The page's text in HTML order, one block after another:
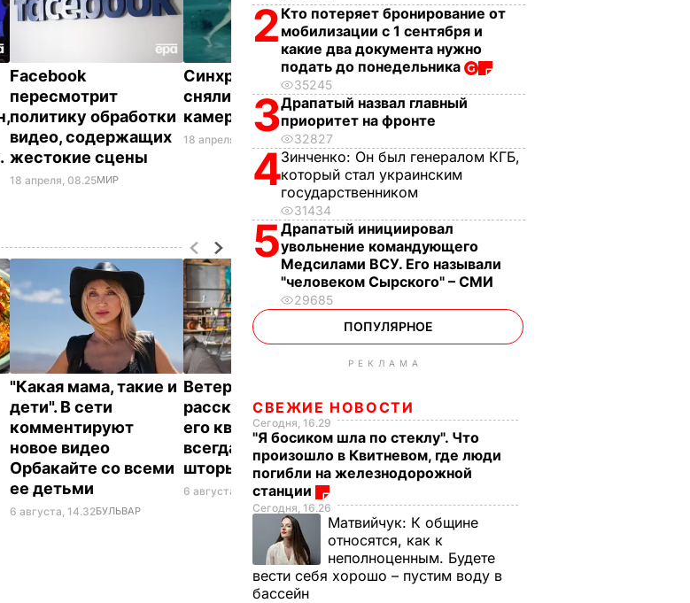
Facebook
пересмотрит
политику обработки
видео, содержащих
жестокие сцены
18 апреля, 08.25МИР
Синхронных пловцов
сняли перевернутой
камерой. Видео
18 апреля, 00.18 ПРИКОЛЫ
"Какая мама, такие и
дети". В сети
комментируют
новое видео
Орбакайте со всеми
ее детьми
6 августа, 14.32БУЛЬВАР
Ветеран Роменский
рассказал, почему в
его квартире теперь
всегда закрыты
шторы
6 августа, 14.25БУЛЬВАР
срезайте цветы
они дали новые
бутоны
2 Кто потеряет бронирование от
мобилизации с 1 сентября и
какие два документа нужно
подать до понедельника
35245
3Драпатый назвал главный
приоритет на фронте
32827
4Зинченко: Он был генералом КГБ,
который стал украинским
государственником
31434
5Драпатый инициировал
увольнение командующего
Медсилами ВСУ. Его называли
"человеком Сырского" – СМИ
29685
ПОПУЛЯРНОЕ
РЕКЛАМА
СВЕЖИЕ НОВОСТИ
Сегодня, 16.29
"Я босиком шла по стеклу". Что
произошло в Квитневом, где люди
погибли на железнодорожной
станции
Сегодня, 16.26
Матвийчук: К общине
относятся, как к
неполноценным. Будете
вести себя хорошо – пустим воду в
бассейн